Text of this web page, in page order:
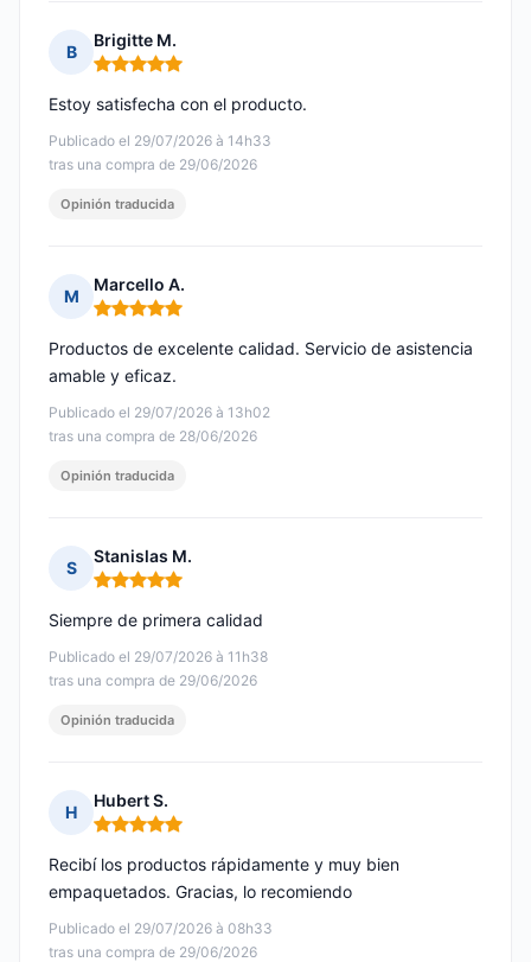
B
Brigitte M.
Nota: 5 de 5
Publicado el 29/07/2026 à 14h33
tras una compra de 29/06/2026
Estoy satisfecha con el producto.
Opinión traducida
M
Marcello A.
Nota: 5 de 5
Publicado el 29/07/2026 à 13h02
tras una compra de 28/06/2026
Productos de excelente calidad. Servicio de asistencia
amable y eficaz.
Opinión traducida
S
Stanislas M.
Nota: 5 de 5
Publicado el 29/07/2026 à 11h38
tras una compra de 29/06/2026
Siempre de primera calidad
Opinión traducida
H
Hubert S.
Nota: 5 de 5
Publicado el 29/07/2026 à 08h33
tras una compra de 29/06/2026
Recibí los productos rápidamente y muy bien
empaquetados. Gracias, lo recomiendo